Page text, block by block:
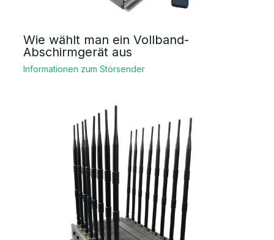
Wie wählt man ein Vollband-
Abschirmgerät aus
Informationen zum Störsender